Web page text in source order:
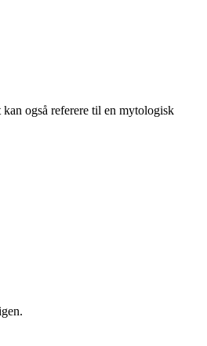
også referere til en mytologisk